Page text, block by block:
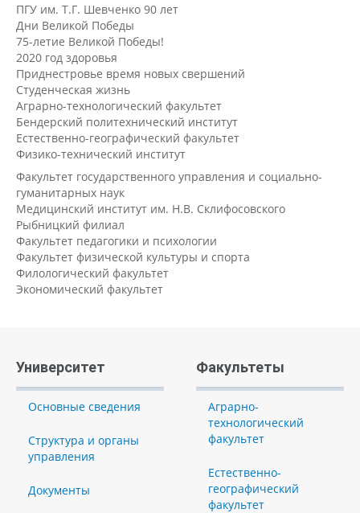
ПГУ им. Т.Г. Шевченко 90 лет
Дни Великой Победы
75-летие Великой Победы!
2020 год здоровья
Приднестровье время новых свершений
Студенческая жизнь
Аграрно-технологический факультет
Бендерский политехнический институт
Естественно-географический факультет
Физико-технический институт
Факультет государственного управления и социально-
гуманитарных наук
Медицинский институт им. Н.В. Склифосовского
Рыбницкий филиал
Факультет педагогики и психологии
Факультет физической культуры и спорта
Филологический факультет
Экономический факультет
Университет
Основные сведения
Структура и органы
управления
Документы
Факультеты
Аграрно-
технологический
факультет
Естественно-
географический
факультет